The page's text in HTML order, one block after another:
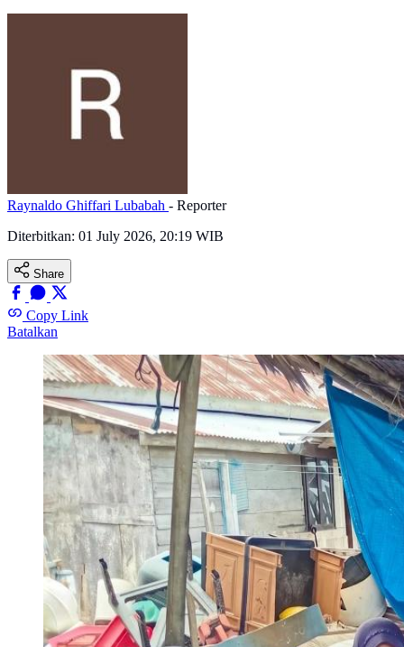
Raynaldo Ghiffari Lubabah - Reporter
Diterbitkan: 01 July 2026, 20:19 WIB
Share
Copy Link
Batalkan